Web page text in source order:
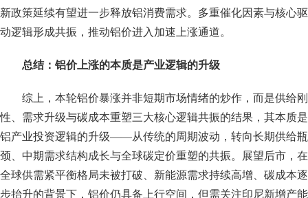
新政策延续有望进一步释放铝消费需求。多重催化因素与核心驱
动逻辑形成共振，推动铝价进入加速上涨通道。
总结：铝价上涨的本质是产业逻辑的升级
综上，本轮铝价暴涨并非短期市场情绪的炒作，而是供给刚
性、需求升级与碳成本重塑三大核心逻辑共振的结果，其本质是
铝产业投资逻辑的升级——从传统的周期波动，转向长期供给瓶
颈、中期需求结构成长与全球碳定价重塑的共振。展望后市，在
全球供需紧平衡格局未被打破、新能源需求持续高增、碳成本逐
步抬升的背景下，铝价仍具备上行空间，但需关注印尼新增产能